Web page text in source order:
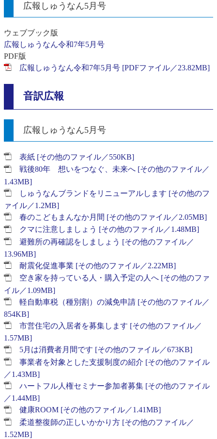
広報しゅうなん5月号
ウェブブック版
広報しゅうなん令和7年5月号
PDF版
広報しゅうなん令和7年5月号 [PDFファイル／23.82MB]
音訳広報
広報しゅうなん5月号
表紙 [その他のファイル／550KB]
戦後80年 想いをつなぐ、未来へ [その他のファイル／
1.43MB]
しゅうなんブランドをリニューアルします [その他のフ
ァイル／1.2MB]
春のこどもまんなか月間 [その他のファイル／2.05MB]
クマに注意しましょう [その他のファイル／1.48MB]
避難所の再確認をしましょう [その他のファイル／
13.96MB]
耐震化促進事業 [その他のファイル／2.22MB]
空き家を持っている人・購入予定の人へ [その他のファ
イル／1.09MB]
軽自動車税（種別割）の減免申請 [その他のファイル／
854KB]
市営住宅の入居者を募集します [その他のファイル／
1.57MB]
5月は消費者月間です [その他のファイル／673KB]
事業者を対象とした支援制度の紹介 [その他のファイル
／1.43MB]
ハートフル人権セミナー参加者募集 [その他のファイル
／1.44MB]
健康ROOM [その他のファイル／1.41MB]
柔道整復師の正しいかかり方 [その他のファイル／
1.52MB]